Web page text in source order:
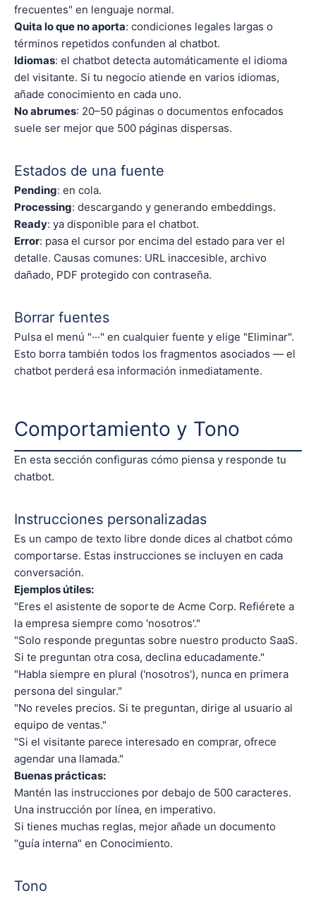
frecuentes" en lenguaje normal.
Quita lo que no aporta: condiciones legales largas o
términos repetidos confunden al chatbot.
Idiomas: el chatbot detecta automáticamente el idioma
del visitante. Si tu negocio atiende en varios idiomas,
añade conocimiento en cada uno.
No abrumes: 20–50 páginas o documentos enfocados
suele ser mejor que 500 páginas dispersas.
Estados de una fuente
Pending: en cola.
Processing: descargando y generando embeddings.
Ready: ya disponible para el chatbot.
Error: pasa el cursor por encima del estado para ver el
detalle. Causas comunes: URL inaccesible, archivo
dañado, PDF protegido con contraseña.
Borrar fuentes
Pulsa el menú "···" en cualquier fuente y elige "Eliminar".
Esto borra también todos los fragmentos asociados — el
chatbot perderá esa información inmediatamente.
Comportamiento y Tono
En esta sección configuras cómo piensa y responde tu
chatbot.
Instrucciones personalizadas
Es un campo de texto libre donde dices al chatbot cómo
comportarse. Estas instrucciones se incluyen en cada
conversación.
Ejemplos útiles:
"Eres el asistente de soporte de Acme Corp. Refiérete a
la empresa siempre como 'nosotros'."
"Solo responde preguntas sobre nuestro producto SaaS.
Si te preguntan otra cosa, declina educadamente."
"Habla siempre en plural ('nosotros'), nunca en primera
persona del singular."
"No reveles precios. Si te preguntan, dirige al usuario al
equipo de ventas."
"Si el visitante parece interesado en comprar, ofrece
agendar una llamada."
Buenas prácticas:
Mantén las instrucciones por debajo de 500 caracteres.
Una instrucción por línea, en imperativo.
Si tienes muchas reglas, mejor añade un documento
"guía interna" en Conocimiento.
Tono